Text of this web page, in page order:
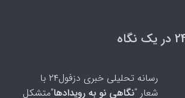
رسانه تحلیلی خبری دزفول۲۴ با
شعار “نگاهی نو به رویدادها”متشکل